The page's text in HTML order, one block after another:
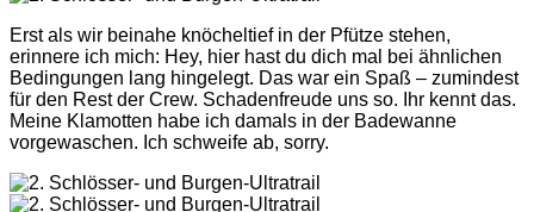
Erst als wir beinahe knöcheltief in der Pfütze stehen,
erinnere ich mich: Hey, hier hast du dich mal bei ähnlichen
Bedingungen lang hingelegt. Das war ein Spaß – zumindest
für den Rest der Crew. Schadenfreude uns so. Ihr kennt das.
Meine Klamotten habe ich damals in der Badewanne
vorgewaschen. Ich schweife ab, sorry.